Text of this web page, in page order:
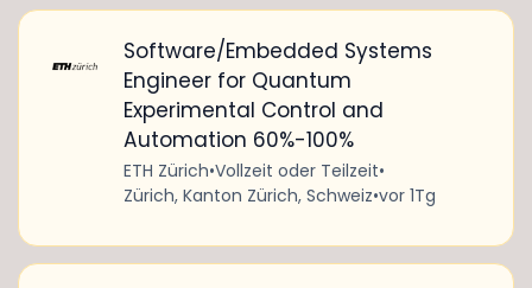
Software/Embedded Systems
Engineer for Quantum
Experimental Control and
Automation 60%-100%
ETH Zürich•Vollzeit oder Teilzeit•
Zürich, Kanton Zürich, Schweiz•vor 1Tg